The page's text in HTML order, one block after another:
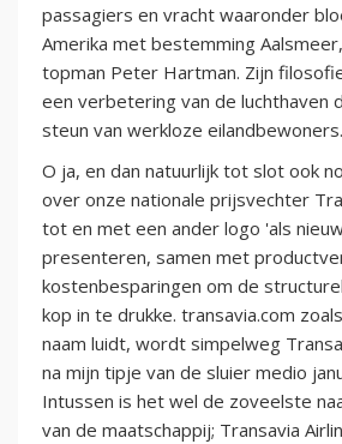
passagiers en vracht waaronder
Amerika met bestemming
topman Peter Hartman. Zijn
een verbetering van de luchthaven
steun van werkloze eilandbewoners.
O ja, en dan natuurlijk tot slot ook
over onze nationale prijsvechter
tot en met een ander logo 'als
presenteren, samen met
kostenbesparingen om de
kop in te drukke. transavia.com
naam luidt, wordt simpelweg
na mijn tipje van de sluier medio
Intussen is het wel de zoveelste
van de maatschappij; Transavia